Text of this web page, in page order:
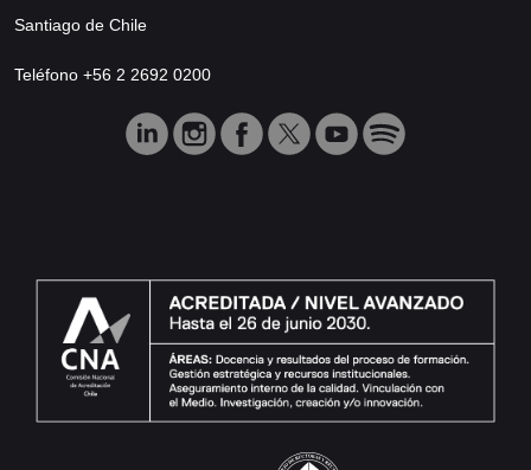
Santiago de Chile
Teléfono +56 2 2692 0200